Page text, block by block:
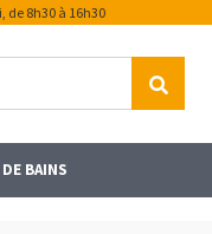
8h30 à 16h30
BAINS